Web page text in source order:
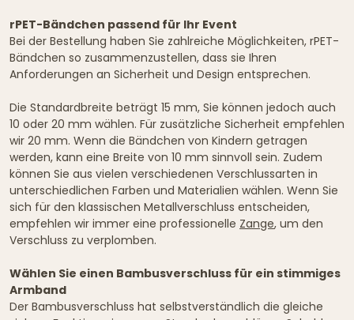
rPET-Bändchen passend für Ihr Event
Bei der Bestellung haben Sie zahlreiche Möglichkeiten, rPET-
Bändchen so zusammenzustellen, dass sie Ihren
Anforderungen an Sicherheit und Design entsprechen.
Die Standardbreite beträgt 15 mm, Sie können jedoch auch
10 oder 20 mm wählen. Für zusätzliche Sicherheit empfehlen
wir 20 mm. Wenn die Bändchen von Kindern getragen
werden, kann eine Breite von 10 mm sinnvoll sein. Zudem
können Sie aus vielen verschiedenen Verschlussarten in
unterschiedlichen Farben und Materialien wählen. Wenn Sie
sich für den klassischen Metallverschluss entscheiden,
empfehlen wir immer eine professionelle Zange, um den
Verschluss zu verplomben.
Wählen Sie einen Bambusverschluss für ein stimmiges
Armband
Der Bambusverschluss hat selbstverständlich die gleiche